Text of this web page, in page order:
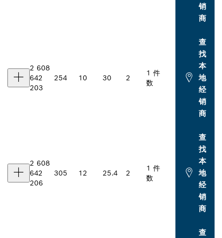
销
商
2 608
642
203
254 10 30 2
1 件
数
查
找
本
地
经
销
商
2 608
642
206
305 12 25.4 2
1 件
数
查
找
本
地
经
销
商
查